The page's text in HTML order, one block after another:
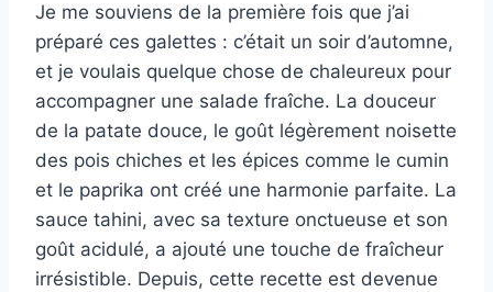
Je me souviens de la première fois que j’ai
préparé ces galettes : c’était un soir d’automne,
et je voulais quelque chose de chaleureux pour
accompagner une salade fraîche. La douceur
de la patate douce, le goût légèrement noisette
des pois chiches et les épices comme le cumin
et le paprika ont créé une harmonie parfaite. La
sauce tahini, avec sa texture onctueuse et son
goût acidulé, a ajouté une touche de fraîcheur
irrésistible. Depuis, cette recette est devenue